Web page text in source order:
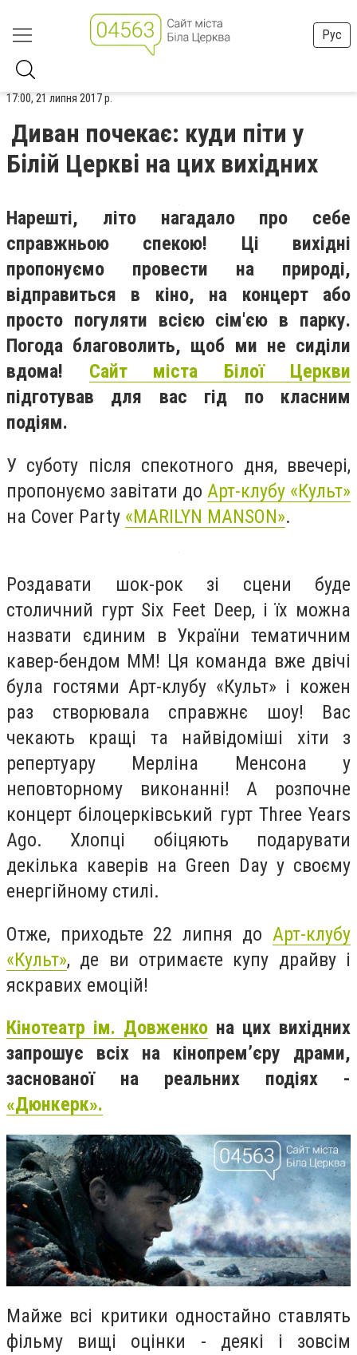
Рус
17:00, 21 липня 2017 р.
Диван почекає: куди піти у
Білій Церкві на цих вихідних
Нарешті, літо нагадало про себе
справжньою спекою! Ці вихідні
пропонуємо провести на природі,
відправиться в кіно, на концерт або
просто погуляти всією сім'єю в парку.
Погода благоволить, щоб ми не сиділи
вдома! Сайт міста Білої Церкви
підготував для вас гід по класним
подіям.
У суботу після спекотного дня, ввечері,
пропонуємо завітати до Арт-клубу «Культ»
на Сover Party «MARILYN MANSON».
Роздавати шок-рок зі сцени буде
столичний гурт Six Feet Deep, і їх можна
назвати єдиним в України тематичним
кавер-бендом ММ! Ця команда вже двічі
була гостями Арт-клубу «Культ» і кожен
раз створювала справжнє шоу! Вас
чекають кращі та найвідоміші хіти з
репертуару Мерліна Менсона у
неповторному виконанні! А розпочне
концерт білоцерківський гурт Three Years
Ago. Хлопці обіцяють подарувати
декілька каверів на Green Day у своєму
енергійному стилі.
Отже, приходьте 22 липня до Арт-клубу
«Культ», де ви отримаєте купу драйву і
яскравих емоцій!
Кінотеатр ім. Довженко на цих вихідних
запрошує всіх на кінопрем’єру драми,
заснованої на реальних подіях -
«Дюнкерк».
Майже всі критики одностайно ставлять
фільму вищі оцінки - деякі і зовсім